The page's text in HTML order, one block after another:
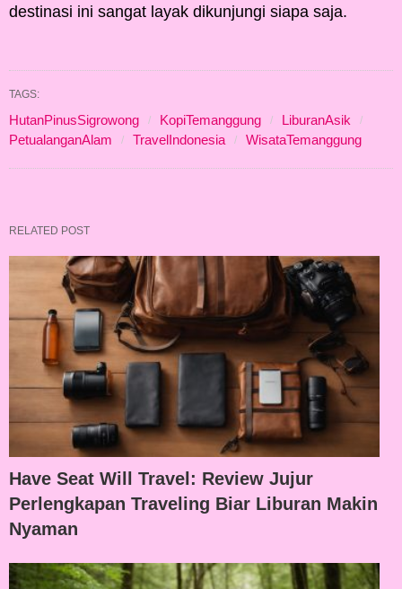
destinasi ini sangat layak dikunjungi siapa saja.
TAGS:
HutanPinusSigrowong KopiTemanggung
LiburanAsik
PetualanganAlam
TravelIndonesia WisataTemanggung
RELATED POST
Have Seat Will Travel: Review Jujur
Perlengkapan Traveling Biar Liburan Makin
Nyaman